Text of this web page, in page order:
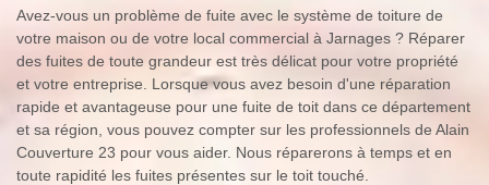
Avez-vous un problème de fuite avec le système de toiture de
votre maison ou de votre local commercial à Jarnages ? Réparer
des fuites de toute grandeur est très délicat pour votre propriété
et votre entreprise. Lorsque vous avez besoin d'une réparation
rapide et avantageuse pour une fuite de toit dans ce département
et sa région, vous pouvez compter sur les professionnels de Alain
Couverture 23 pour vous aider. Nous réparerons à temps et en
toute rapidité les fuites présentes sur le toit touché.